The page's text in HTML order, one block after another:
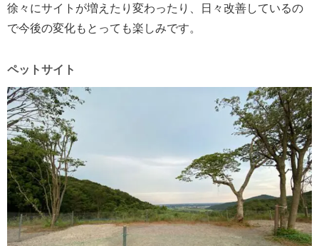
徐々にサイトが増えたり変わったり、日々改善しているの
で今後の変化もとっても楽しみです。
ペットサイト